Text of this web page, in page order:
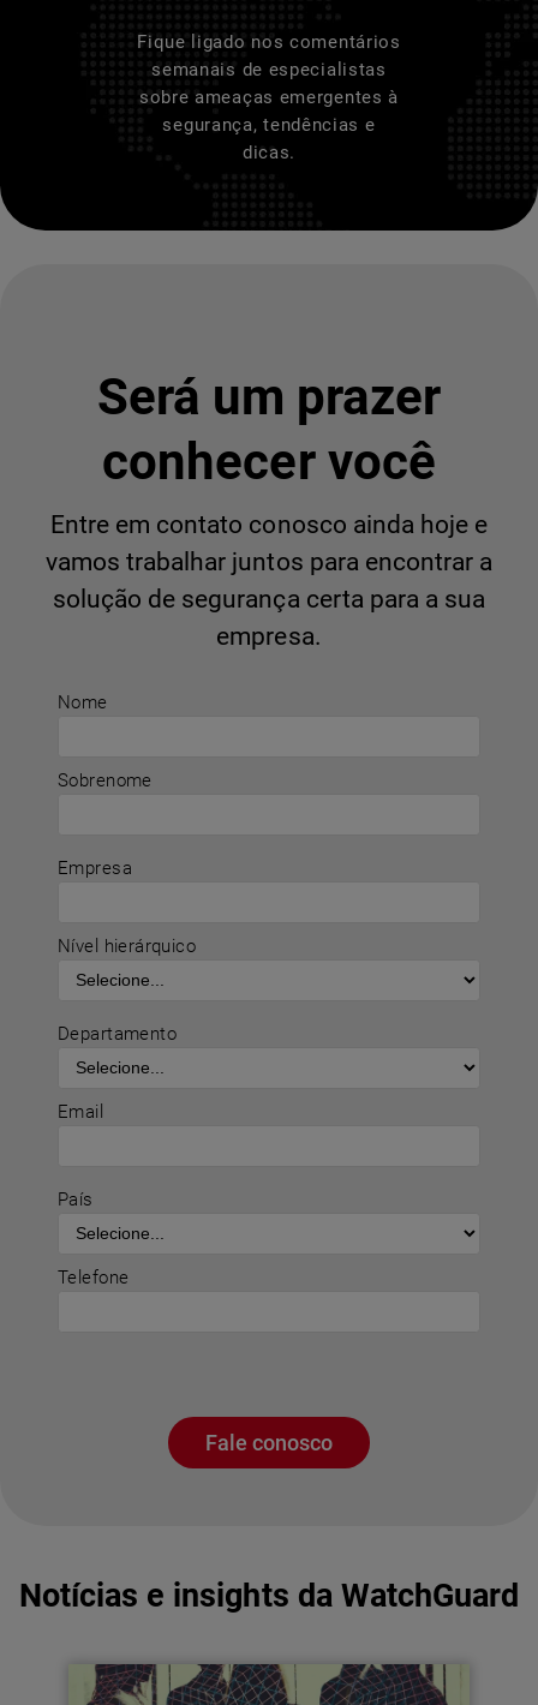
Fique ligado nos comentários
semanais de especialistas
sobre ameaças emergentes à
segurança, tendências e
dicas.
Nome
Sobrenome
Empresa
Nível hierárquico
Departamento
Email
País
Telefone
Fale conosco
Será um prazer
conhecer você
Entre em contato conosco ainda hoje e
vamos trabalhar juntos para encontrar a
solução de segurança certa para a sua
empresa.
Notícias e insights da WatchGuard